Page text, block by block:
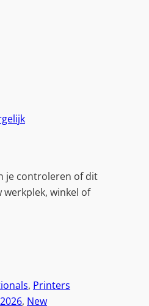
je controleren of dit
winkel of
, Printers
, New